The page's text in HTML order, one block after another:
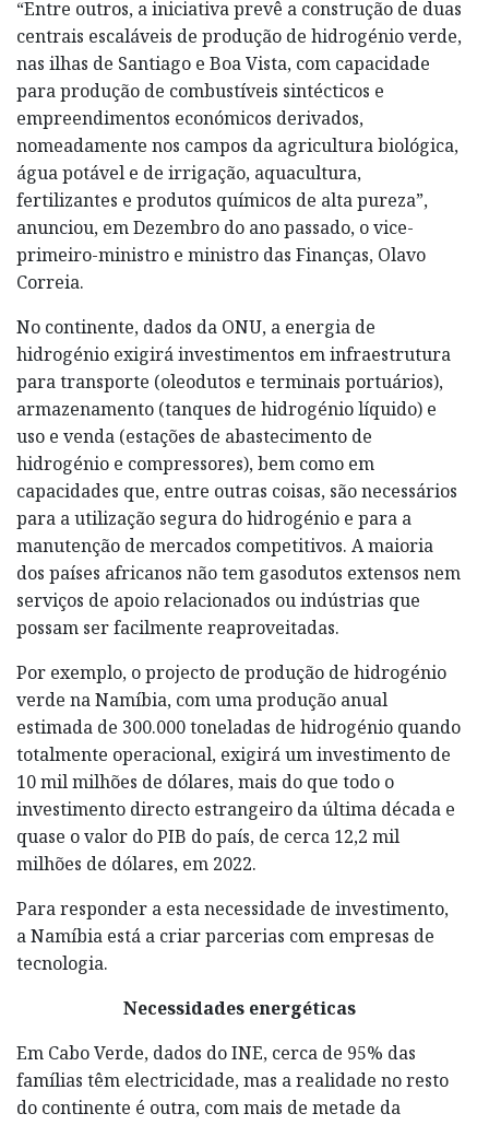
“Entre outros, a iniciativa prevê a construção de duas
centrais escaláveis de produção de hidrogénio verde,
nas ilhas de Santiago e Boa Vista, com capacidade
para produção de combustíveis sintécticos e
empreendimentos económicos derivados,
nomeadamente nos campos da agricultura biológica,
água potável e de irrigação, aquacultura,
fertilizantes e produtos químicos de alta pureza”,
anunciou, em Dezembro do ano passado, o vice-
primeiro-ministro e ministro das Finanças, Olavo
Correia.
No continente, dados da ONU, a energia de
hidrogénio exigirá investimentos em infraestrutura
para transporte (oleodutos e terminais portuários),
armazenamento (tanques de hidrogénio líquido) e
uso e venda (estações de abastecimento de
hidrogénio e compressores), bem como em
capacidades que, entre outras coisas, são necessários
para a utilização segura do hidrogénio e para a
manutenção de mercados competitivos. A maioria
dos países africanos não tem gasodutos extensos nem
serviços de apoio relacionados ou indústrias que
possam ser facilmente reaproveitadas.
Por exemplo, o projecto de produção de hidrogénio
verde na Namíbia, com uma produção anual
estimada de 300.000 toneladas de hidrogénio quando
totalmente operacional, exigirá um investimento de
10 mil milhões de dólares, mais do que todo o
investimento directo estrangeiro da última década e
quase o valor do PIB do país, de cerca 12,2 mil
milhões de dólares, em 2022.
Para responder a esta necessidade de investimento,
a Namíbia está a criar parcerias com empresas de
tecnologia.
Necessidades energéticas
Em Cabo Verde, dados do INE, cerca de 95% das
famílias têm electricidade, mas a realidade no resto
do continente é outra, com mais de metade da